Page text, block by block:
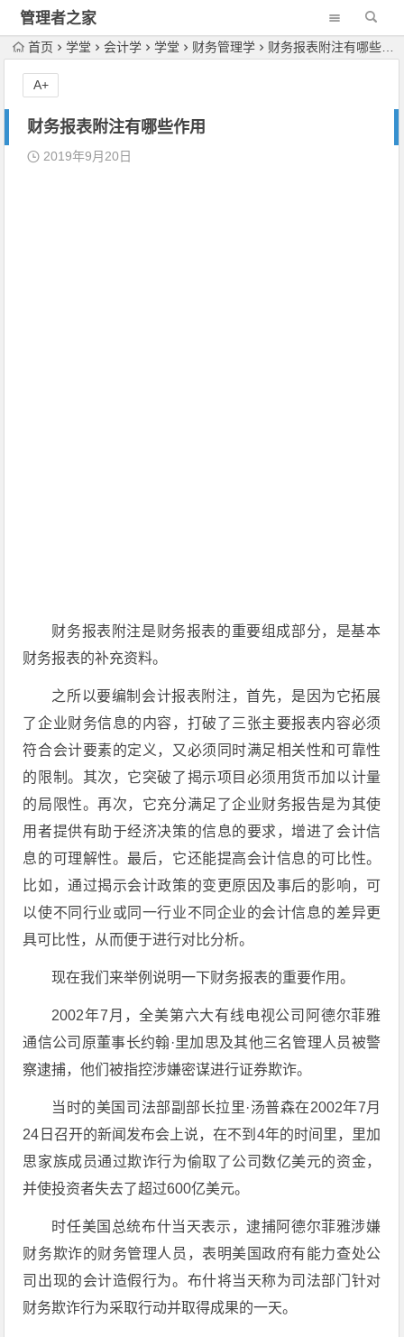
管理者之家
首页 学堂 会计学 学堂 财务管理学 财务报表附注有哪些作用
财务报表附注有哪些作用
2019年9月20日
财务报表附注是财务报表的重要组成部分，是基本
财务报表的补充资料。
之所以要编制会计报表附注，首先，是因为它拓展
了企业财务信息的内容，打破了三张主要报表内容必须
符合会计要素的定义，又必须同时满足相关性和可靠性
的限制。其次，它突破了揭示项目必须用货币加以计量
的局限性。再次，它充分满足了企业财务报告是为其使
用者提供有助于经济决策的信息的要求，增进了会计信
息的可理解性。最后，它还能提高会计信息的可比性。
比如，通过揭示会计政策的变更原因及事后的影响，可
以使不同行业或同一行业不同企业的会计信息的差异更
具可比性，从而便于进行对比分析。
现在我们来举例说明一下财务报表的重要作用。
2002年7月，全美第六大有线电视公司阿德尔菲雅
通信公司原董事长约翰·里加思及其他三名管理人员被警
察逮捕，他们被指控涉嫌密谋进行证券欺诈。
当时的美国司法部副部长拉里·汤普森在2002年7月
24日召开的新闻发布会上说，在不到4年的时间里，里加
思家族成员通过欺诈行为偷取了公司数亿美元的资金，
并使投资者失去了超过600亿美元。
时任美国总统布什当天表示，逮捕阿德尔菲雅涉嫌
财务欺诈的财务管理人员，表明美国政府有能力查处公
司出现的会计造假行为。布什将当天称为司法部门针对
财务欺诈行为采取行动并取得成果的一天。
A+